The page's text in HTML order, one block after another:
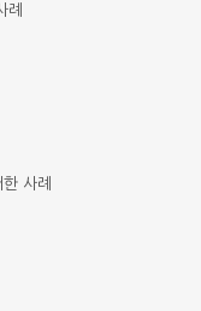
례
사례